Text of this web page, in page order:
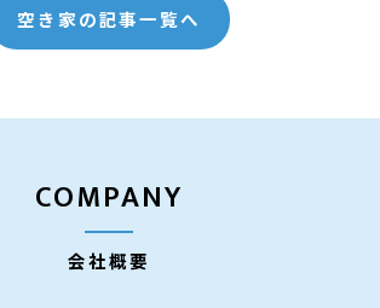
空き家の記事一覧へ
会社概要
COMPANY